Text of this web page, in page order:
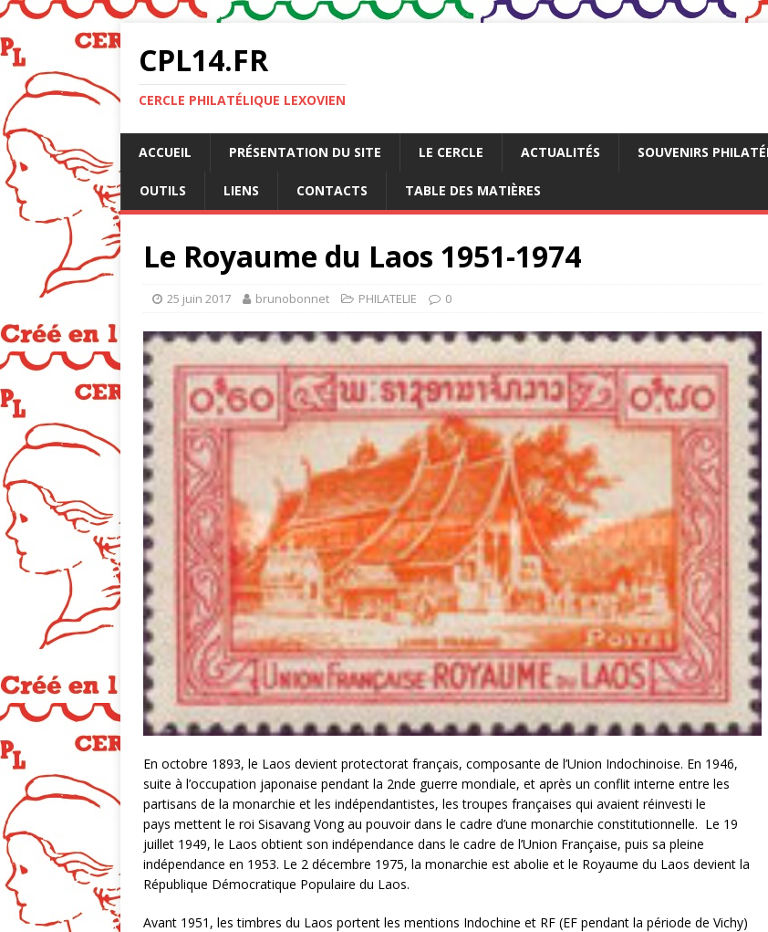
CPL14.FR
CERCLE PHILATÉLIQUE LEXOVIEN
ACCUEIL PRÉSENTATION DU SITE LE CERCLE ACTUALITÉS SOUVENIRS
OUTILS LIENS CONTACTS TABLE DES MATIÈRES
Le Royaume du Laos 1951-1974
25 juin 2017 brunobonnet PHILATELIE 0
En octobre 1893, le Laos devient protectorat français, composante de l’Union Indochinoise. En 1946,
suite à l’occupation japonaise pendant la 2nde guerre mondiale, et après un conflit interne entre les
partisans de la monarchie et les indépendantistes, les troupes françaises qui avaient réinvesti le
pays mettent le roi Sisavang Vong au pouvoir dans le cadre d’une monarchie constitutionnelle. Le 19
juillet 1949, le Laos obtient son indépendance dans le cadre de l’Union Française, puis sa pleine
indépendance en 1953. Le 2 décembre 1975, la monarchie est abolie et le Royaume du Laos devient la
République Démocratique Populaire du Laos.
Avant 1951, les timbres du Laos portent les mentions Indochine et RF (EF pendant la période de Vichy)